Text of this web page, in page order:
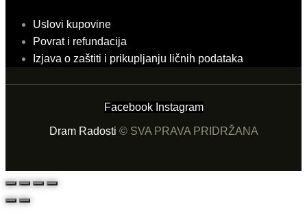
Uslovi kupovine
Povrat i refundacija
Izjava o zaštiti i prikupljanju ličnih podataka
Facebook Instagram
Dram Radosti © SVA PRAVA PRIDRŽANA